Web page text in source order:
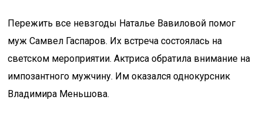
Пережить все невзгоды Наталье Вавиловой помог
муж Самвел Гаспаров. Их встреча состоялась на
светском мероприятии. Актриса обратила внимание на
импозантного мужчину. Им оказался однокурсник
Владимира Меньшова.